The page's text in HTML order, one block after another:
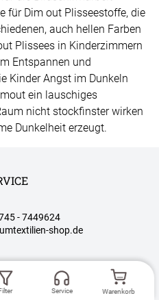
für Dim out Plisseestoffe, die
auch hellen Farben
Plissees in Kinderzimmern
Entspannen und
Kinder Angst im Dunkeln
ein lauschiges
nicht stockfinster wirken
Dunkelheit erzeugt.
- 7449624
shop.de
Service Warenkorb